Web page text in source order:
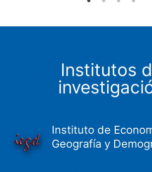
Institutos
Instituto de
Geografía y